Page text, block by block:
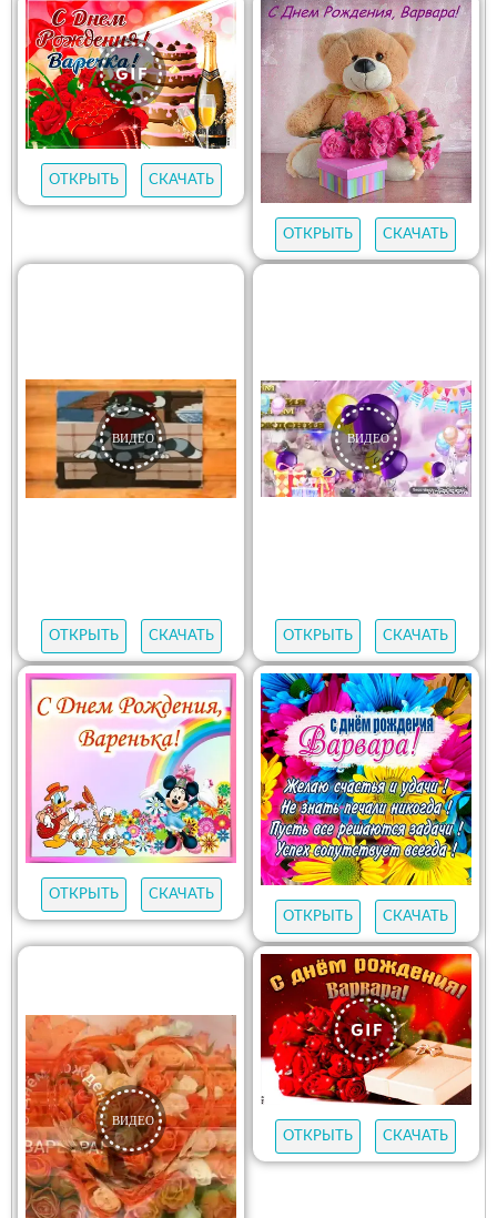
ОТКРЫТЬ СКАЧАТЬ
ОТКРЫТЬ СКАЧАТЬ
ОТКРЫТЬ СКАЧАТЬ ОТКРЫТЬ СКАЧАТЬ
ОТКРЫТЬ
СКАЧАТЬ
ОТКРЫТЬ
СКАЧАТЬ
ОТКРЫТЬ СКАЧАТЬ